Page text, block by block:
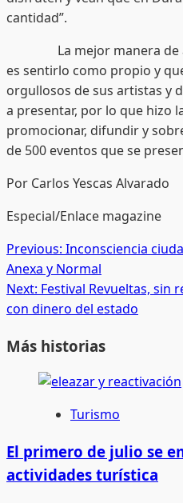
cantidad”.
La mejor manera de
es sentirlo como propio y
orgullosos de sus artistas y
a presentar, por lo que hizo
promocionar, difundir y
de 500 eventos que se
Por Carlos Yescas Alvarado
Especial/Enlace magazine
Post
navigation
Previous: Inconsciencia
Anexa y Normal
Next: Festival Revueltas, sin
con dinero del estado
Más historias
Turismo
El primero de julio se
actividades turística